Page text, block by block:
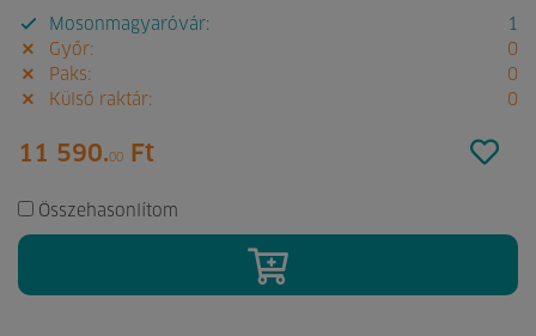
Mosonmagyaróvár:
1
Győr:
0
Paks:
0
Külső raktár:
0
11 590.00 Ft
Összehasonlítom